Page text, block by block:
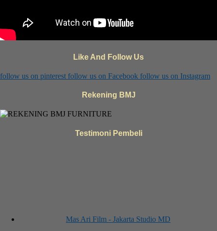
Like And Follow Us
follow us on pinterest follow us on Facebook follow us on Instagram
Rekening BMJ
Testimoni Pembeli
Mas Ari Film - Jakarta Studio MD